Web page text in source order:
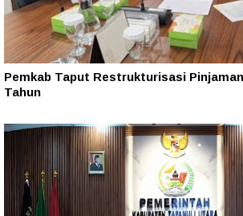
Pemkab Taput Restrukturisasi
Tahun‎